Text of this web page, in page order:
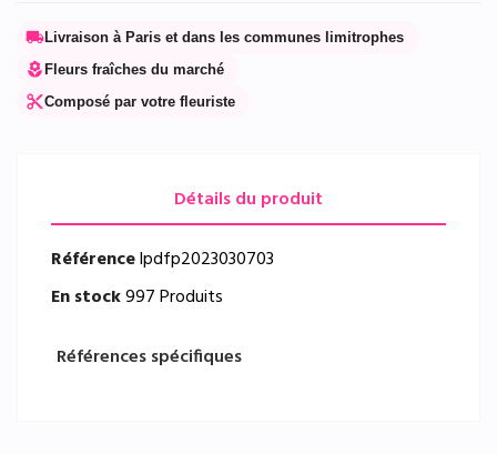
local_shippingLivraison à Paris et dans les communes limitrophes
local_florist Fleurs fraîches du marché
content_cutComposé par votre fleuriste
Détails du produit
Référencelpdfp2023030703
En stock997 Produits
Références spécifiques